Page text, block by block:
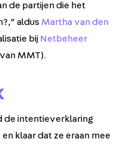
de partijen die het
aldus Martha van den
bij Netbeheer
MMT).
de intentieverklaring
klaar dat ze eraan mee